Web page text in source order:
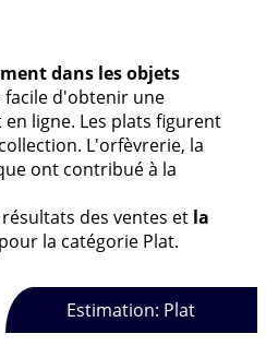
dans les objets
facile d'obtenir une
ligne. Les plats figurent
L'orfèvrerie, la
ont contribué à la
des ventes et la
la catégorie Plat.
Estimation: Plat